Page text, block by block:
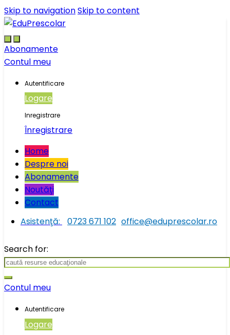
Skip to navigationSkip to content
Abonamente
Contul meu
Autentificare
Logare
Inregistrare
Înregistrare
Home
Despre noi
Abonamente
Noutăţi
Contact
Asistenţă:
0723 671 102 office@eduprescolar.ro
Search for:
Contul meu
Autentificare
Logare